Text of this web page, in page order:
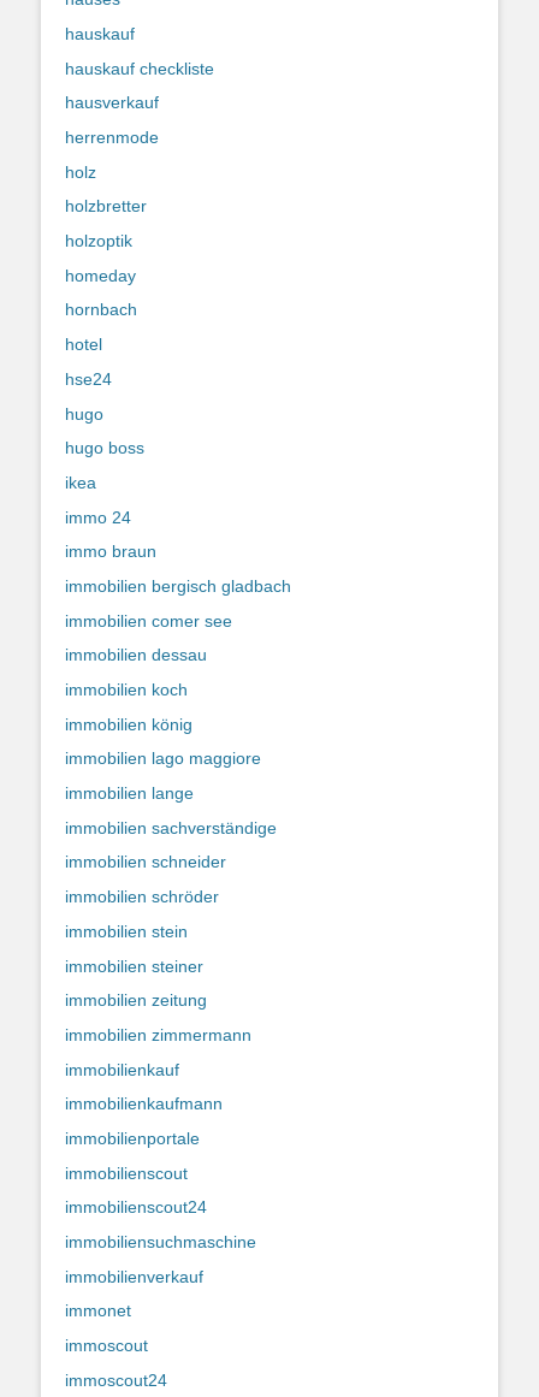
hauskauf
hauskauf checkliste
hausverkauf
herrenmode
holz
holzbretter
holzoptik
homeday
hornbach
hotel
hse24
hugo
hugo boss
ikea
immo 24
immo braun
immobilien bergisch gladbach
immobilien comer see
immobilien dessau
immobilien koch
immobilien könig
immobilien lago maggiore
immobilien lange
immobilien sachverständige
immobilien schneider
immobilien schröder
immobilien stein
immobilien steiner
immobilien zeitung
immobilien zimmermann
immobilienkauf
immobilienkaufmann
immobilienportale
immobilienscout
immobilienscout24
immobiliensuchmaschine
immobilienverkauf
immonet
immoscout
immoscout24